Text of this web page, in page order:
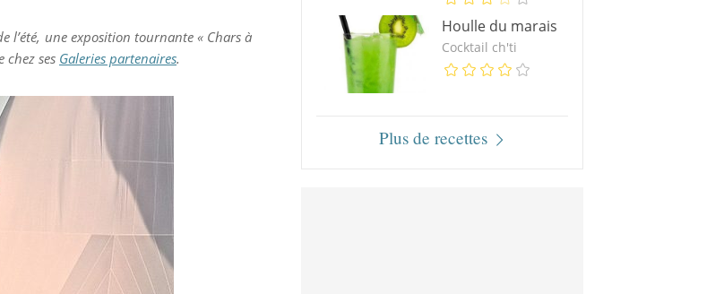
l’été, une exposition tournante « Chars à
chez ses Galeries partenaires.
Houlle du marais
Cocktail ch'ti
Plus de recettes